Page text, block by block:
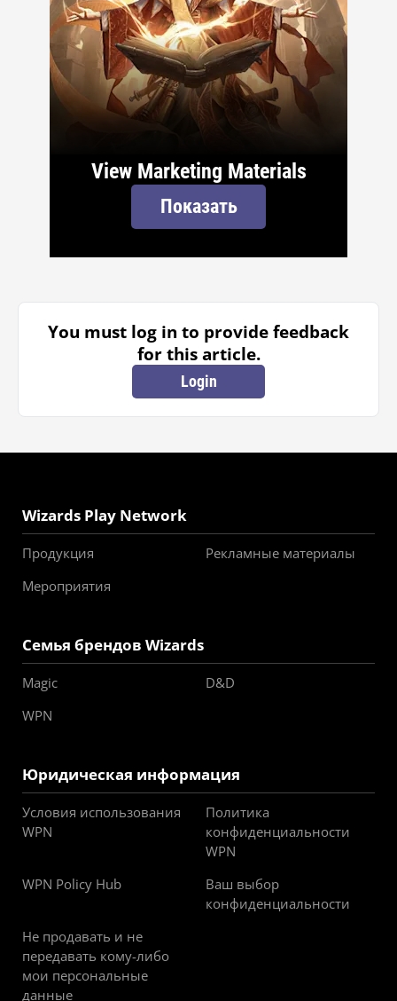
View Marketing Materials
Показать
You must log in to provide feedback
for this article.
Login
Wizards Play Network
Продукция
Рекламные материалы
Мероприятия
Семья брендов Wizards
Magic
D&D
WPN
Юридическая информация
Условия использования
WPN
Политика
конфиденциальности
WPN
WPN Policy Hub
Ваш выбор
конфиденциальности
Не продавать и не
передавать кому-либо
мои персональные
данные